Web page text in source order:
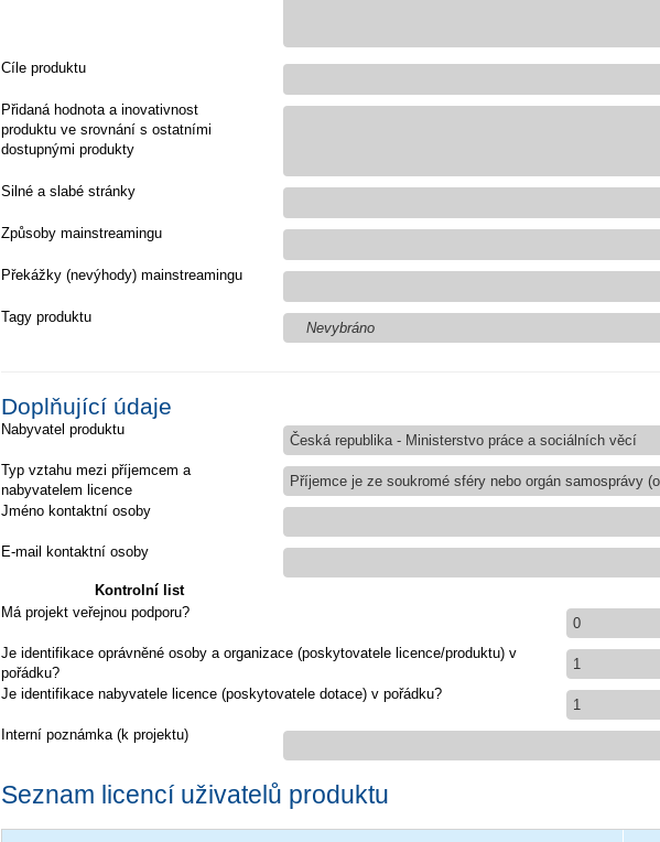
Cíle produktu
Přidaná hodnota a inovativnost
produktu ve srovnání s ostatními
dostupnými produkty
Silné a slabé stránky
Způsoby mainstreamingu
Překážky (nevýhody) mainstreamingu
Tagy produktu
Nevybráno
Doplňující údaje
Nabyvatel produktu
Česká republika - Ministerstvo práce a sociálních věcí
Typ vztahu mezi příjemcem a
nabyvatelem licence
Příjemce je ze soukromé sféry nebo orgán samosprávy
Jméno kontaktní osoby
E-mail kontaktní osoby
Kontrolní list
Má projekt veřejnou podporu?
0
Je identifikace oprávněné osoby a organizace (poskytovatele licence/produktu) v
pořádku?
1
Je identifikace nabyvatele licence (poskytovatele dotace) v pořádku?
1
Interní poznámka (k projektu)
Seznam licencí uživatelů produktu